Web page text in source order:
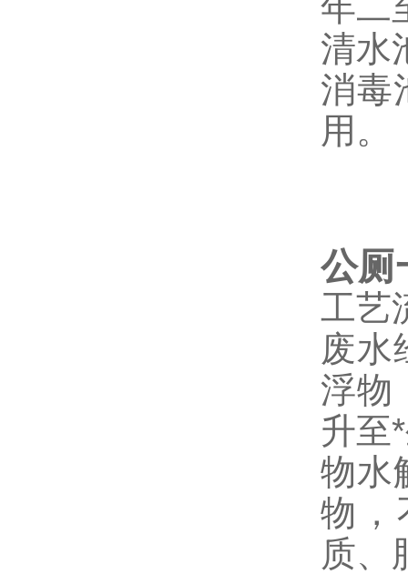
清水
消毒
用。
公厕
工艺
废水
浮物
升至
物水
物，
质、